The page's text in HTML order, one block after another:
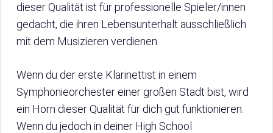
dieser Qualität ist für professionelle Spieler/innen
gedacht, die ihren Lebensunterhalt ausschließlich
mit dem Musizieren verdienen.
Wenn du der erste Klarinettist in einem
Symphonieorchester einer großen Stadt bist, wird
ein Horn dieser Qualität für dich gut funktionieren.
Wenn du jedoch in deiner High School